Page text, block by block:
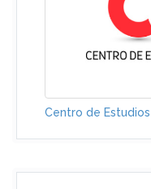
Centro de Estudios